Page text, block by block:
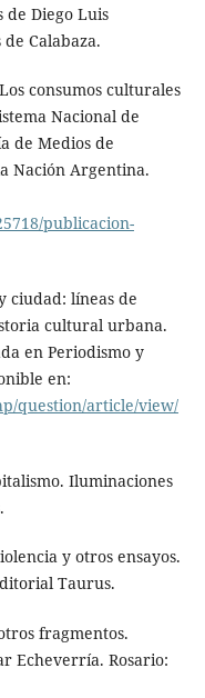
de Diego Luis
Calabaza.
consumos culturales
Nacional de
de Medios de
Nación Argentina.
publicacion-
ciudad: líneas de
cultural urbana.
en Periodismo y
en:
question/article/view/
Iluminaciones
y otros ensayos.
Taurus.
fragmentos.
Echeverría. Rosario: